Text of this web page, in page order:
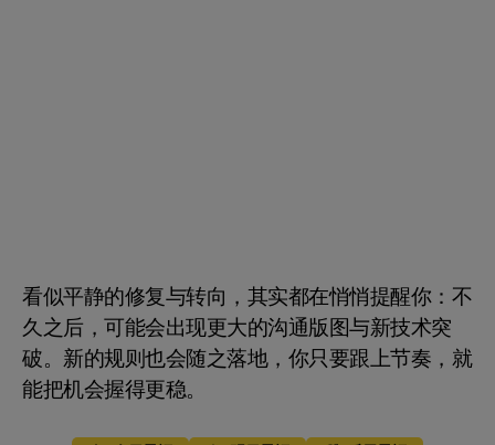
看似平静的修复与转向，其实都在悄悄提醒你：不
久之后，可能会出现更大的沟通版图与新技术突
破。新的规则也会随之落地，你只要跟上节奏，就
能把机会握得更稳。